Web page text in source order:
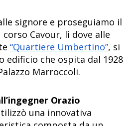
signore e proseguiamo il
Cavour, lì dove alle
“Quartiere Umbertino”, si
edificio che ospita dal 1928
Marroccoli.
Orazio
una innovativa